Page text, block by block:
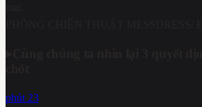
phút 23